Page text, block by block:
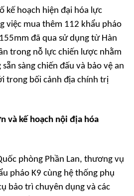
kế hoạch hiện đại hóa lực
việc mua thêm 112 khẩu pháo
đã qua sử dụng từ Hàn
trong nỗ lực chiến lược nhằm
sàng chiến đấu và bảo vệ an
trong bối cảnh địa chính trị
và kế hoạch nội địa hóa
phòng Phần Lan, thương vụ
pháo K9 cùng hệ thống phụ
bảo trì chuyên dụng và các